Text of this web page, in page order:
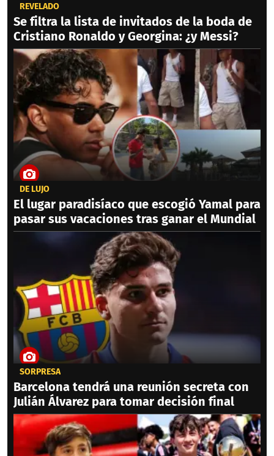
REVELADO
Se filtra la lista de invitados de la boda de
Cristiano Ronaldo y Georgina: ¿y Messi?
DE LUJO
El lugar paradisíaco que escogió Yamal para
pasar sus vacaciones tras ganar el Mundial
SORPRESA
Barcelona tendrá una reunión secreta con
Julián Álvarez para tomar decisión final